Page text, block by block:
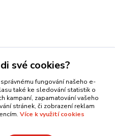
své cookies?
fungování našeho e-
také ke sledování statistik o
kampaní, zapamatování vašeho
stránek, či zobrazení reklam
Více k využití cookies